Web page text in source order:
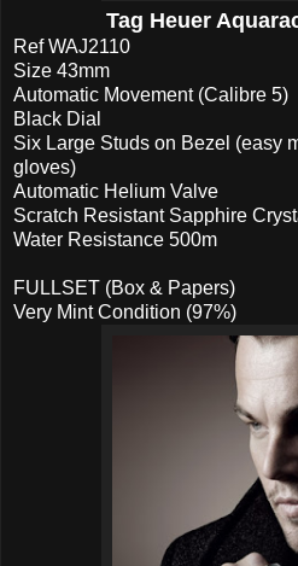
Tag Heuer
Ref WAJ2110
Size 43mm
Automatic Movement (Calibre 5)
Black Dial
Six Large Studs on Bezel (easy
gloves)
Automatic Helium Valve
Scratch Resistant Sapphire
Water Resistance 500m
FULLSET (Box & Papers)
Very Mint Condition (97%)